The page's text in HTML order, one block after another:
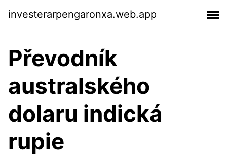
investerarpengaronxa.web.app
Převodník
australského
dolaru indická
rupie